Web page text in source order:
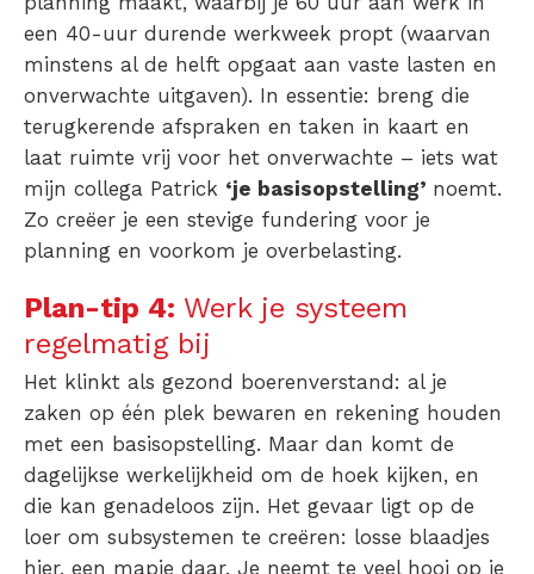
een 40-uur durende werkweek propt (waarvan
minstens al de helft opgaat aan vaste lasten en
onverwachte uitgaven). In essentie: breng die
terugkerende afspraken en taken in kaart en
laat ruimte vrij voor het onverwachte – iets wat
mijn collega Patrick ‘je basisopstelling’ noemt.
Zo creëer je een stevige fundering voor je
planning en voorkom je overbelasting.
Plan-tip 4: Werk je systeem
regelmatig bij
Het klinkt als gezond boerenverstand: al je
zaken op één plek bewaren en rekening houden
met een basisopstelling. Maar dan komt de
dagelijkse werkelijkheid om de hoek kijken, en
die kan genadeloos zijn. Het gevaar ligt op de
loer om subsystemen te creëren: losse blaadjes
hier, een mapje daar. Je neemt te veel hooi op je